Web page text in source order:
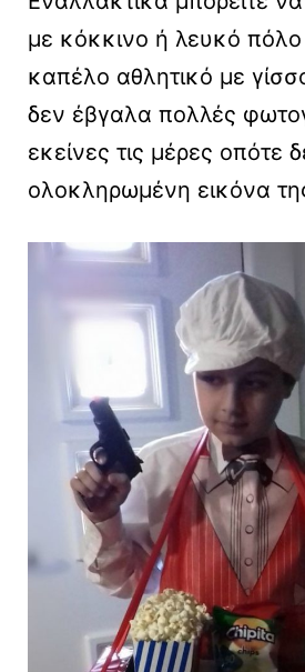
με κόκκινο ή λευκό
καπέλο αθλητικό με
δεν έβγαλα πολλές
εκείνες τις μέρες οπότε
ολοκληρωμένη εικόνα